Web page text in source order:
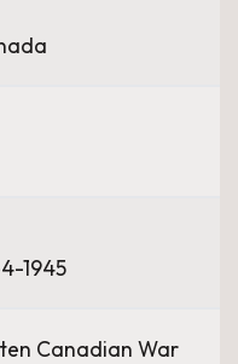
1945
Canadian War